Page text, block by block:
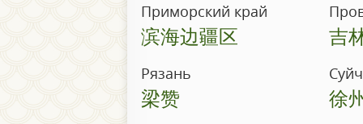
Приморский край
滨海边疆区 吉
Рязань
梁赞 徐